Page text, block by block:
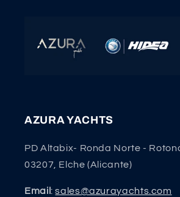
AZURA YACHTS
PD Altabix- Ronda Norte -
03207, Elche (Alicante)
Email:sales@azurayachts.com